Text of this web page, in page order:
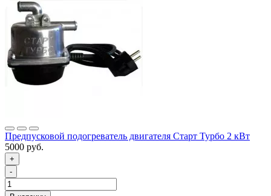
Предпусковой подогреватель двигателя Старт Турбо 2 кВт
5000 руб.
+
-